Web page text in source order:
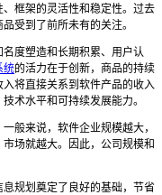
框架的灵活性和稳定性。过去
受到了前所未有的关注。
度塑造和长期积累、用户认
统的活力在于创新，商品的持续
将直接关系到软件产品的收入
术水平和可持续发展能力。
般来说，软件企业规模越大，
场就越大。因此，公司规模和
规划奠定了良好的基础，节省